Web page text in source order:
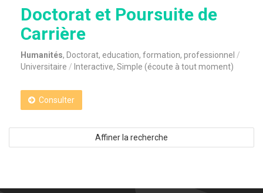
Doctorat et Poursuite de
Carrière
Humanités, Doctorat, education, formation, professionnel
Universitaire
Interactive, Simple (écoute à tout moment)
Consulter
Affiner la recherche